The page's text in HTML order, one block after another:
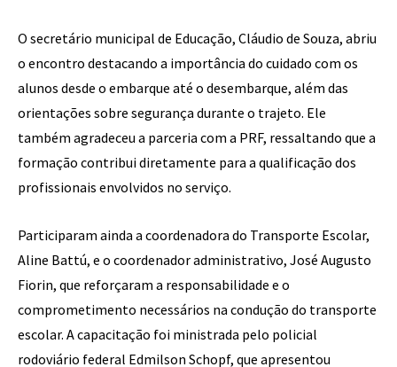
O secretário municipal de Educação, Cláudio de Souza, abriu
o encontro destacando a importância do cuidado com os
alunos desde o embarque até o desembarque, além das
orientações sobre segurança durante o trajeto. Ele
também agradeceu a parceria com a PRF, ressaltando que a
formação contribui diretamente para a qualificação dos
profissionais envolvidos no serviço.
Participaram ainda a coordenadora do Transporte Escolar,
Aline Battú, e o coordenador administrativo, José Augusto
Fiorin, que reforçaram a responsabilidade e o
comprometimento necessários na condução do transporte
escolar. A capacitação foi ministrada pelo policial
rodoviário federal Edmilson Schopf, que apresentou